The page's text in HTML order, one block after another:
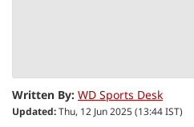
Written By: WD Sports Desk
Updated:Thu, 12 Jun 2025 (13:44 IST)